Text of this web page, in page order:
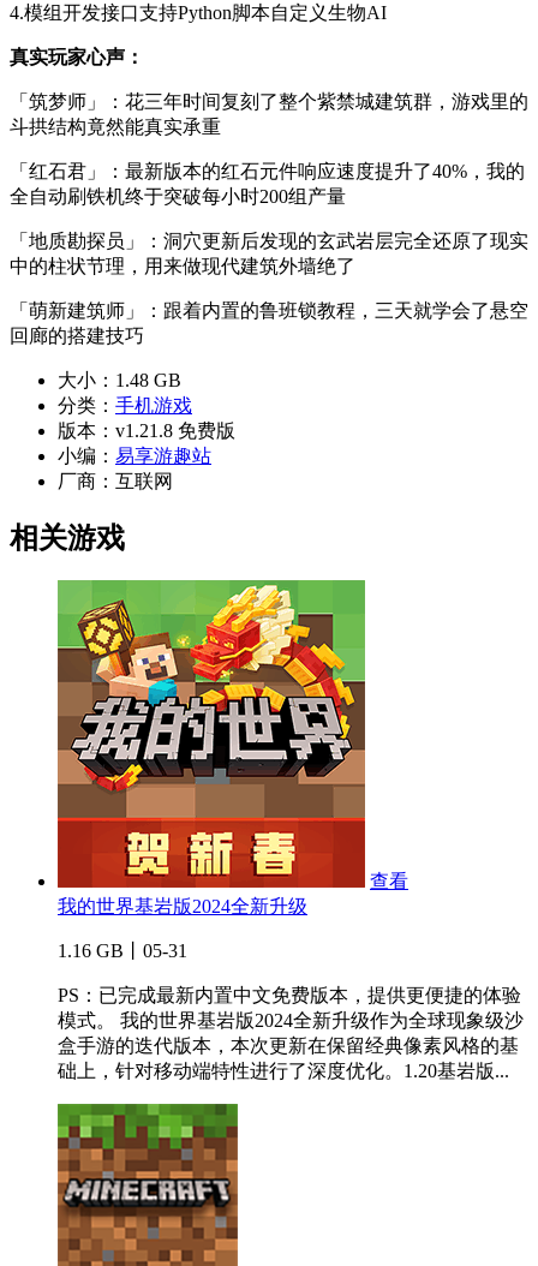
4.模组开发接口支持Python脚本自定义生物AI
真实玩家心声：
「筑梦师」：花三年时间复刻了整个紫禁城建筑群，游戏里的
斗拱结构竟然能真实承重
「红石君」：最新版本的红石元件响应速度提升了40%，我的
全自动刷铁机终于突破每小时200组产量
「地质勘探员」：洞穴更新后发现的玄武岩层完全还原了现实
中的柱状节理，用来做现代建筑外墙绝了
「萌新建筑师」：跟着内置的鲁班锁教程，三天就学会了悬空
回廊的搭建技巧
大小： 1.48 GB
分类： 手机游戏
版本： v1.21.8 免费版
小编： 易享游趣站
厂商： 互联网
相关游戏
查看
我的世界基岩版2024全新升级
1.16 GB丨05-31
PS：已完成最新内置中文免费版本，提供更便捷的体验
模式。 我的世界基岩版2024全新升级作为全球现象级沙
盒手游的迭代版本，本次更新在保留经典像素风格的基
础上，针对移动端特性进行了深度优化。1.20基岩版...